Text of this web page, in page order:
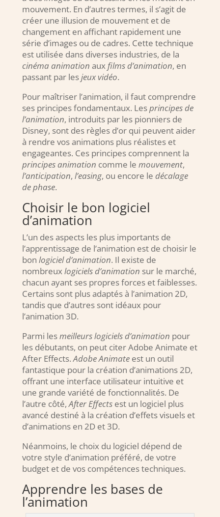
mouvement. En d’autres termes, il s’agit de
créer une illusion de mouvement et de
changement en affichant rapidement une
série d’images ou de cadres. Cette technique
est utilisée dans diverses industries, de la
cinéma animation auxfilms d’animation, en
passant par lesjeux vidéo.
Pour maîtriser l’animation, il faut comprendre
ses principes fondamentaux. Lesprincipes de
l’animation, introduits par les pionniers de
Disney, sont des règles d’or qui peuvent aider
à rendre vos animations plus réalistes et
engageantes. Ces principes comprennent la
principes animation comme le mouvement,
l’anticipation, l’easing, ou encore le décalage
de phase.
Choisir le bon logiciel
d’animation
L’un des aspects les plus importants de
l’apprentissage de l’animation est de choisir le
bon logiciel d’animation. Il existe de
nombreuxlogiciels d’animation sur le marché,
chacun ayant ses propres forces et faiblesses.
Certains sont plus adaptés à l’animation 2D,
tandis que d’autres sont idéaux pour
l’animation 3D.
Parmi lesmeilleurs logiciels d’animation pour
les débutants, on peut citer Adobe Animate et
After Effects.Adobe Animateest un outil
fantastique pour la création d’animations 2D,
offrant une interface utilisateur intuitive et
une grande variété de fonctionnalités. De
l’autre côté,After Effectsest un logiciel plus
avancé destiné à la création d’effets visuels et
d’animations en 2D et 3D.
Néanmoins, le choix du logiciel dépend de
votre style d’animation préféré, de votre
budget et de vos compétences techniques.
Apprendre les bases de
l’animation